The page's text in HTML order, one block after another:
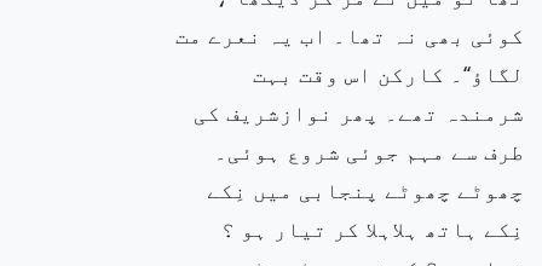
کوئی بھی نہ تھا۔ اب یہ نعرے مت
لگاؤ‘‘۔ کارکن اس وقت بہت
شرمندہ تھے۔ پھر نوازشریف کی
طرف سے مہم جوئی شروع ہوئی۔
چھوٹے چھوٹے پنجابی میں نِکے
نِکے ہاتھ ہلاہلا کر تیار ہو ؟